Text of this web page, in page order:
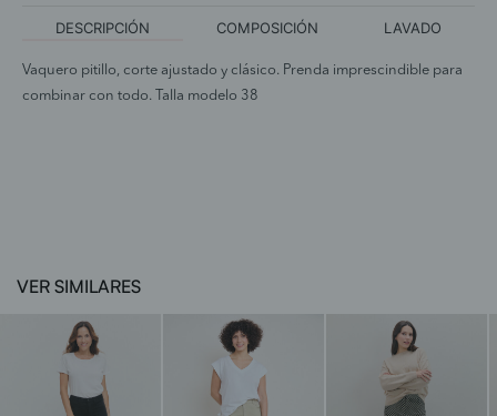
DESCRIPCIÓN COMPOSICIÓN LAVADO
Vaquero pitillo, corte ajustado y clásico. Prenda imprescindible para
combinar con todo. Talla modelo 38
VER SIMILARES